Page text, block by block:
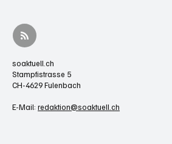
soaktuell.ch
Stampfistrasse 5
CH-4629 Fulenbach
E-Mail: redaktion@soaktuell.ch